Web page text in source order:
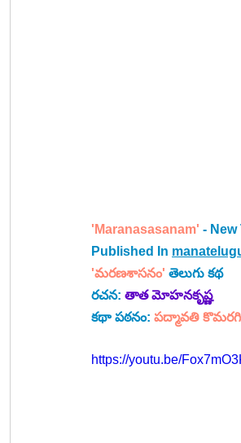
'Maranasasanam' -
Published In
'మరణశాసనం' తెలుగు కథ
రచన: తాత మోహనకృష్ణ
కథా పఠనం: పద్మావతి
https://youtu.be/